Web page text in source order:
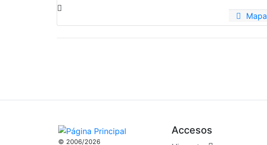
Mapa
© 2006/2026
Accesos